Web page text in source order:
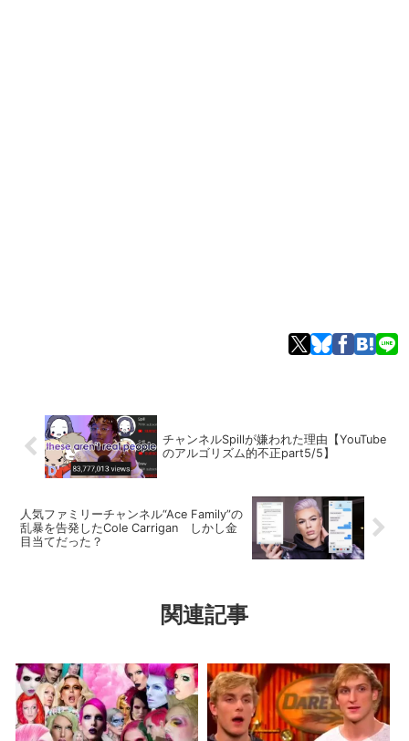
チャンネルSpillが嫌われた理由【YouTube
のアルゴリズム的不正part5/5】
人気ファミリーチャンネル“Ace Family”の
乱暴を告発したCole Carrigan しかし金
目当てだった？
関連記事